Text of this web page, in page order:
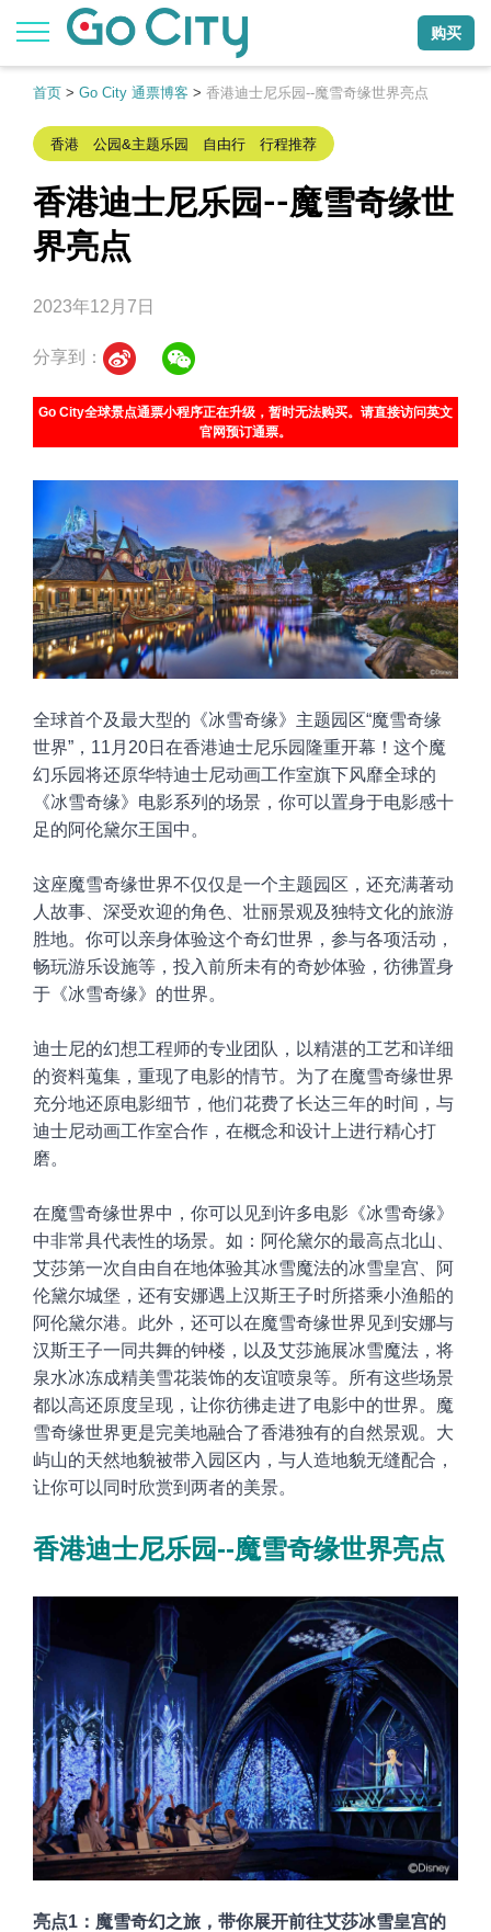
购买
首页 > Go City 通票博客 > 香港迪士尼乐园--魔雪奇缘世界亮点
香港 公园&主题乐园 自由行 行程推荐
香港迪士尼乐园--魔雪奇缘世
界亮点
2023年12月7日
分享到：
Go City全球景点通票小程序正在升级，暂时无法购买。请直接访问英文
官网预订通票。
全球首个及最大型的《冰雪奇缘》主题园区“魔雪奇缘
世界”，11月20日在香港迪士尼乐园隆重开幕！这个魔
幻乐园将还原华特迪士尼动画工作室旗下风靡全球的
《冰雪奇缘》电影系列的场景，你可以置身于电影感十
足的阿伦黛尔王国中。
这座魔雪奇缘世界不仅仅是一个主题园区，还充满著动
人故事、深受欢迎的角色、壮丽景观及独特文化的旅游
胜地。你可以亲身体验这个奇幻世界，参与各项活动，
畅玩游乐设施等，投入前所未有的奇妙体验，彷彿置身
于《冰雪奇缘》的世界。
迪士尼的幻想工程师的专业团队，以精湛的工艺和详细
的资料蒐集，重现了电影的情节。为了在魔雪奇缘世界
充分地还原电影细节，他们花费了长达三年的时间，与
迪士尼动画工作室合作，在概念和设计上进行精心打
磨。
在魔雪奇缘世界中，你可以见到许多电影《冰雪奇缘》
中非常具代表性的场景。如：阿伦黛尔的最高点北山、
艾莎第一次自由自在地体验其冰雪魔法的冰雪皇宫、阿
伦黛尔城堡，还有安娜遇上汉斯王子时所搭乘小渔船的
阿伦黛尔港。此外，还可以在魔雪奇缘世界见到安娜与
汉斯王子一同共舞的钟楼，以及艾莎施展冰雪魔法，将
泉水冰冻成精美雪花装饰的友谊喷泉等。所有这些场景
都以高还原度呈现，让你彷彿走进了电影中的世界。魔
雪奇缘世界更是完美地融合了香港独有的自然景观。大
屿山的天然地貌被带入园区内，与人造地貌无缝配合，
让你可以同时欣赏到两者的美景。
香港迪士尼乐园--魔雪奇缘世界亮点
亮点1：魔雪奇幻之旅，带你展开前往艾莎冰雪皇宫的